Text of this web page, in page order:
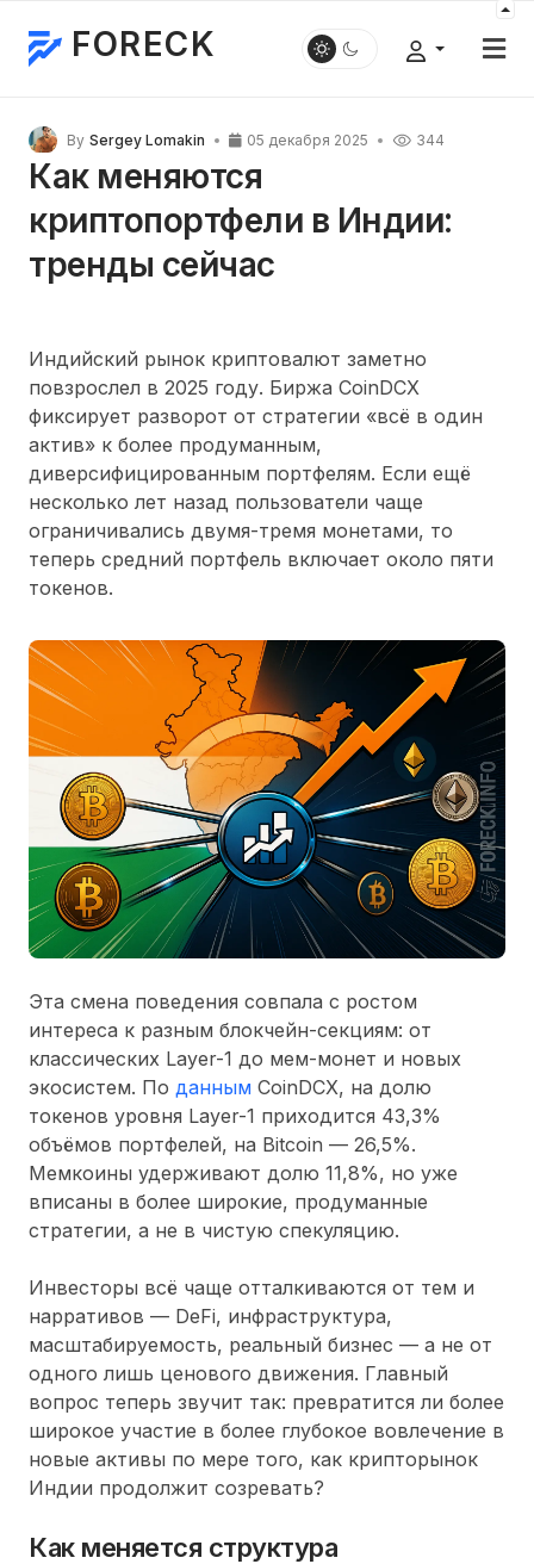
FORECK
By Sergey Lomakin 05 декабря 2025 344
Как меняются
криптопортфели в Индии:
тренды сейчас
Индийский рынок криптовалют заметно
повзрослел в 2025 году. Биржа CoinDCX
фиксирует разворот от стратегии «всё в один
актив» к более продуманным,
диверсифицированным портфелям. Если ещё
несколько лет назад пользователи чаще
ограничивались двумя-тремя монетами, то
теперь средний портфель включает около пяти
токенов.
Эта смена поведения совпала с ростом
интереса к разным блокчейн-секциям: от
классических Layer-1 до мем-монет и новых
экосистем. По данным CoinDCX, на долю
токенов уровня Layer-1 приходится 43,3%
объёмов портфелей, на Bitcoin — 26,5%.
Мемкоины удерживают долю 11,8%, но уже
вписаны в более широкие, продуманные
стратегии, а не в чистую спекуляцию.
Инвесторы всё чаще отталкиваются от тем и
нарративов — DeFi, инфраструктура,
масштабируемость, реальный бизнес — а не от
одного лишь ценового движения. Главный
вопрос теперь звучит так: превратится ли более
широкое участие в более глубокое вовлечение в
новые активы по мере того, как крипторынок
Индии продолжит созревать?
Как меняется структура